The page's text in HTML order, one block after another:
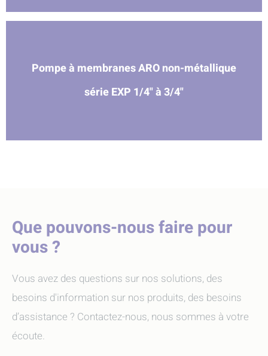
Pompe à membranes ARO non-métallique
série EXP 1/4" à 3/4"
Que pouvons-nous faire pour
vous ?
Vous avez des questions sur nos solutions, des
besoins d'information sur nos produits, des besoins
d’assistance ? Contactez-nous, nous sommes à votre
écoute.